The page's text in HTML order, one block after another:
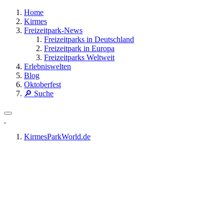
Home
Kirmes
Freizeitpark-News
Freizeitparks in Deutschland
Freizeitpark in Europa
Freizeitparks Weltweit
Erlebniswelten
Blog
Oktoberfest
🔎 Suche
KirmesParkWorld.de